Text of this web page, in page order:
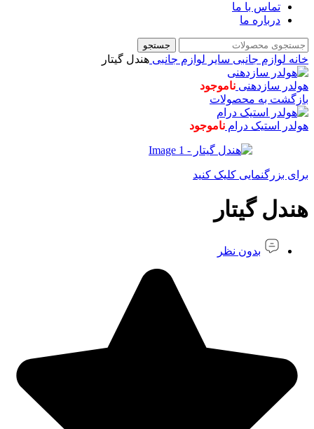
تماس با ما
درباره ما
جستجو
خانه لوازم جانبی سایر لوازم جانبی هندل گیتار
هولدر سازدهنی ناموجود
بازگشت به محصولات
هولدر استیک درام ناموجود
برای بزرگنمایی کلیک کنید
هندل گیتار
بدون نظر